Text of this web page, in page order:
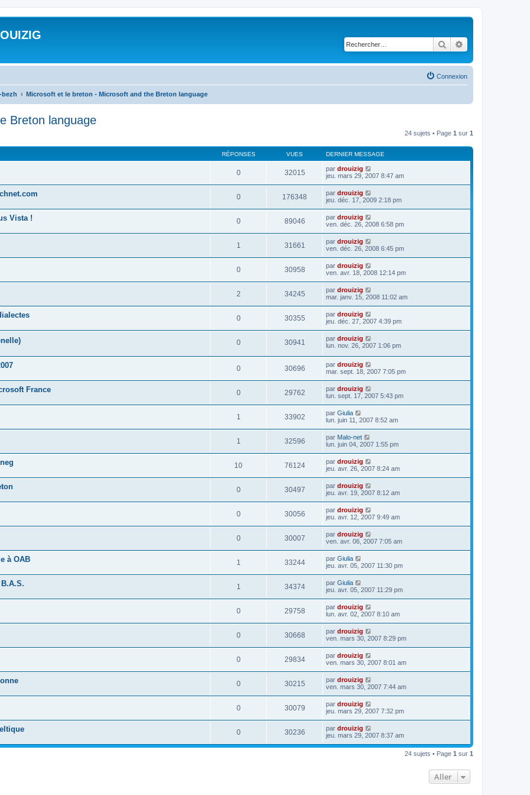
Rechercher
Connexion
bezh Microsoft et le breton - Microsoft and the Breton language
Breton language
24 sujets • Page 1 sur 1
RÉPONSES VUES DERNIER MESSAGE
0 32015 par drouizig
jeu. mars 29, 2007 8:47 am
0 176348 par drouizig
jeu. déc. 17, 2009 2:18 pm
Vista ! 0 89046 par drouizig
ven. déc. 26, 2008 6:58 pm
1 31661 par drouizig
ven. déc. 26, 2008 6:45 pm
0 30958 par drouizig
ven. avr. 18, 2008 12:14 pm
2 34245 par drouizig
mar. janv. 15, 2008 11:02 am
0 30355 par drouizig
jeu. déc. 27, 2007 4:39 pm
0 30941 par drouizig
lun. nov. 26, 2007 1:06 pm
0 30696 par drouizig
mar. sept. 18, 2007 7:05 pm
France 0 29762 par drouizig
lun. sept. 17, 2007 5:43 pm
1 33902 par Giulia
lun. juin 11, 2007 8:52 am
1 32596 par Malo-net
lun. juin 04, 2007 1:55 pm
10 76124 par drouizig
jeu. avr. 26, 2007 8:24 am
0 30497 par drouizig
jeu. avr. 19, 2007 8:12 am
0 30056 par drouizig
jeu. avr. 12, 2007 9:49 am
0 30007 par drouizig
ven. avr. 06, 2007 7:05 am
à OAB 1 33244 par Giulia
jeu. avr. 05, 2007 11:30 pm
1 34374 par Giulia
jeu. avr. 05, 2007 11:29 pm
0 29758 par drouizig
lun. avr. 02, 2007 8:10 am
0 30668 par drouizig
ven. mars 30, 2007 8:29 pm
0 29834 par drouizig
ven. mars 30, 2007 8:01 am
0 30215 par drouizig
ven. mars 30, 2007 7:44 am
0 30079 par drouizig
jeu. mars 29, 2007 7:32 pm
0 30236 par drouizig
jeu. mars 29, 2007 8:37 am
24 sujets • Page 1 sur 1
Aller